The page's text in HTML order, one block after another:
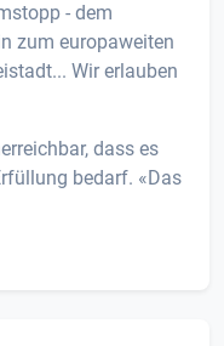
- dem
zum europaweiten
Wir erlauben
dass es
bedarf. «Das